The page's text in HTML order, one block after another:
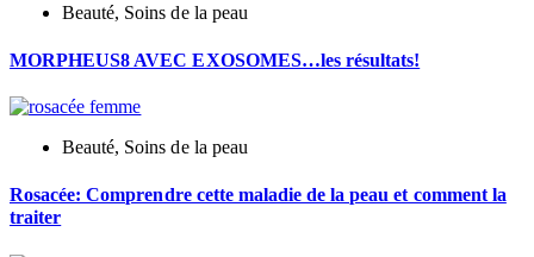
Beauté, Soins de la peau
MORPHEUS8 AVEC EXOSOMES…les résultats!
Beauté, Soins de la peau
Rosacée: Comprendre cette maladie de la peau et comment la
traiter